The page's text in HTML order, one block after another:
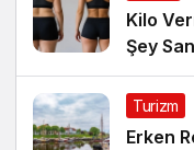
Kilo
Şey
Turizm
Erken